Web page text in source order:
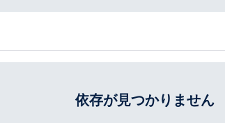
依存が見つかりません